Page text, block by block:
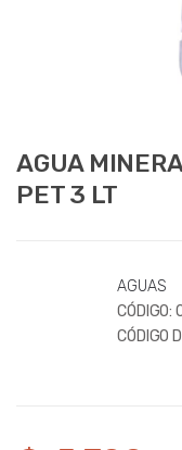
AGUA
PET 3 LT
AGUAS
CÓDIGO:
CÓDIGO